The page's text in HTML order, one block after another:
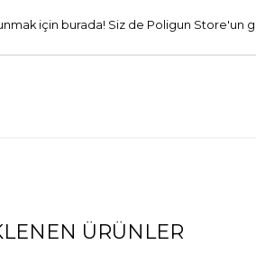
için burada! Siz de Poligun
ÜRÜNLER